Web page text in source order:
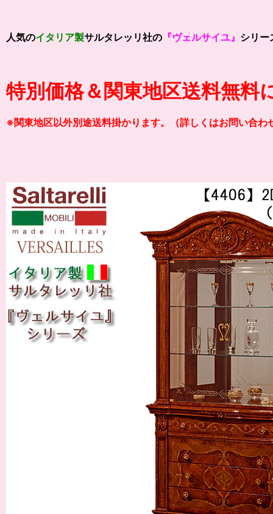
人気のイタリア製サルタレッリ社の 『ヴェルサイユ』 シリー
特別価格＆関東地区送料無料
※関東地区以外別途送料掛かります。（詳しくはお問い合わ